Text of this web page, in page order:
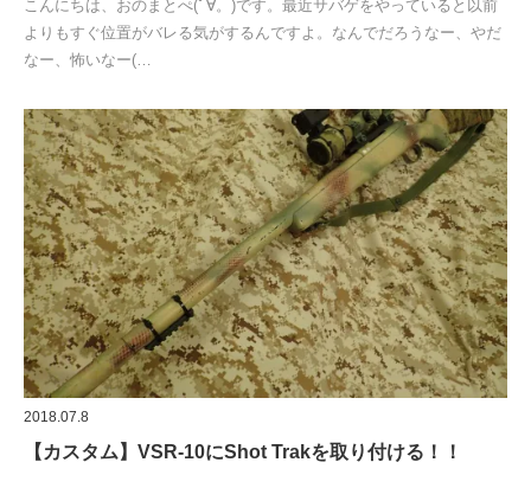
こんにちは、おのまとぺ(ﾟ∀。)です。最近サバゲをやっていると以前
よりもすぐ位置がバレる気がするんですよ。なんでだろうなー、やだ
なー、怖いなー(…
2018.07.8
【カスタム】VSR-10にShot Trakを取り付ける！！